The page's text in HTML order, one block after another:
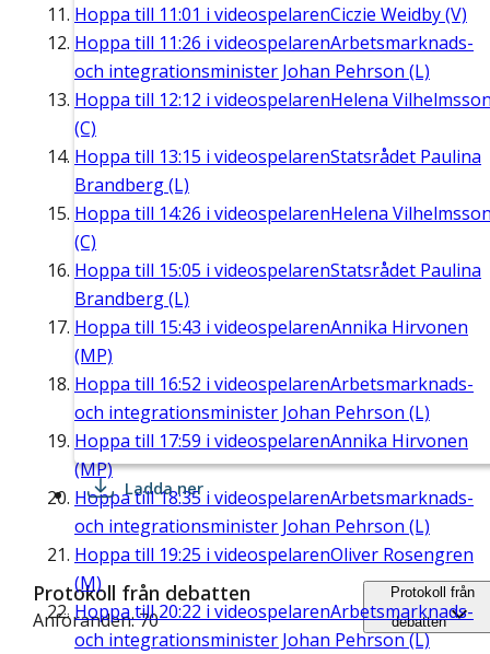
Hoppa till 11:01 i videospelarenCiczie Weidby (V)
Hoppa till 11:26 i videospelarenArbetsmarknads-
och integrationsminister Johan Pehrson (L)
Hoppa till 12:12 i videospelarenHelena
(C)
Hoppa till 13:15 i videospelarenStatsrådet Paulina
Brandberg (L)
Hoppa till 14:26 i videospelarenHelena
(C)
Hoppa till 15:05 i videospelarenStatsrådet Paulina
Brandberg (L)
Hoppa till 15:43 i videospelarenAnnika Hirvonen
(MP)
Hoppa till 16:52 i videospelarenArbetsmarknads-
och integrationsminister Johan Pehrson (L)
Hoppa till 17:59 i videospelarenAnnika Hirvonen
(MP)
Hoppa till18:35 i videospelarenArbetsmarknads-
och integrationsminister Johan Pehrson (L)
Hoppa till 19:25 i videospelarenOliver Rosengren
(M)
Hoppa till20:22 i videospelarenArbetsmarknads-
och integrationsminister Johan Pehrson (L)
Ladda ner
Protokoll från debatten
Anföranden: 70
Protokoll från
debatten